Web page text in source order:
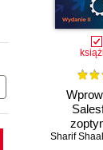
Sharif